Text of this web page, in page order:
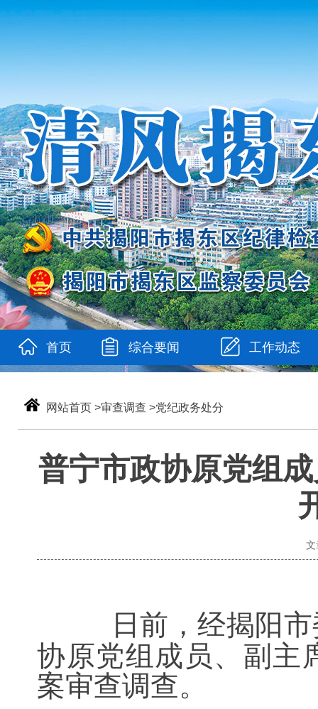
首页 综合要闻 工作动态
网站首页 >审查调查 >党纪政务处分
普宁市政协原党组
文
日前，经揭阳
协原党组成员、副主
案审查调查。